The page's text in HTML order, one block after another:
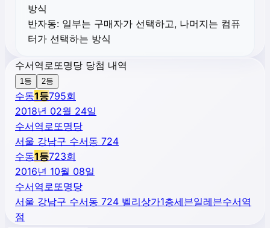
방식
반자동: 일부는 구매자가 선택하고, 나머지는 컴퓨
터가 선택하는 방식
수서역로또명당 당첨 내역
1등 2등
수동1등795회
2018년 02월 24일
수서역로또명당
서울 강남구 수서동 724
수동1등723회
2016년 10월 08일
수서역로또명당
서울 강남구 수서동 724 벨리상가1층세븐일레븐수서역
점